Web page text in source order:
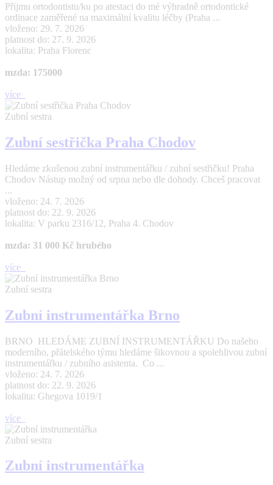
Přijmu ortodontistu/ku po atestaci do mé výhradně ortodontické
ordinace zaměřené na maximální kvalitu léčby (Praha ...
vloženo: 29. 7. 2026
platnost do: 27. 9. 2026
lokalita: Praha Florenc
mzda: 175000
více
Zubní sestra
Zubní sestřička Praha Chodov
Hledáme zkušenou zubní instrumentářku / zubní sestřičku! Praha
Chodov Nástup možný od srpna nebo dle dohody. Chceš pracovat
...
vloženo: 24. 7. 2026
platnost do: 22. 9. 2026
lokalita: V parku 2316/12, Praha 4. Chodov
mzda: 31 000 Kč hrubého
více
Zubní sestra
Zubní instrumentářka Brno
BRNO HLEDÁME ZUBNÍ INSTRUMENTÁŘKU Do našeho
moderního, přátelského týmu hledáme šikovnou a spolehlivou zubní
instrumentářku / zubního asistenta. Co ...
vloženo: 24. 7. 2026
platnost do: 22. 9. 2026
lokalita: Ghegova 1019/1
více
Zubní sestra
Zubní instrumentářka